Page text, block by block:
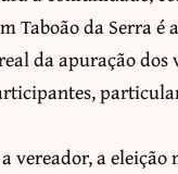
Taboão da Serra
da apuração dos
vereador, a